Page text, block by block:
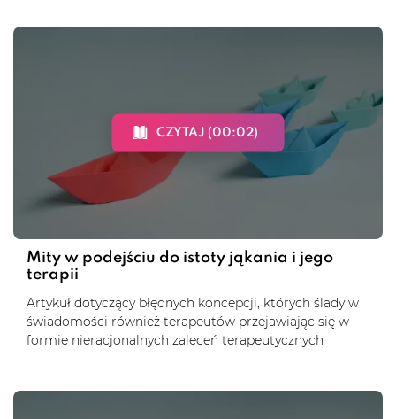
CZYTAJ (00:02)
Mity w podejściu do istoty jąkania i jego
terapii
Artykuł dotyczący błędnych koncepcji, których ślady w
świadomości również terapeutów przejawiając się w
formie nieracjonalnych zaleceń terapeutycznych